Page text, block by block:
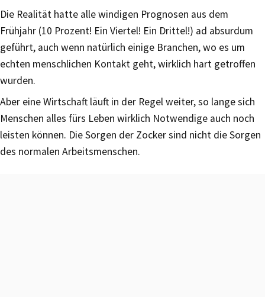
Die Realität hatte alle windigen Prognosen aus dem
Frühjahr (10 Prozent! Ein Viertel! Ein Drittel!) ad absurdum
geführt, auch wenn natürlich einige Branchen, wo es um
echten menschlichen Kontakt geht, wirklich hart getroffen
wurden.
Aber eine Wirtschaft läuft in der Regel weiter, so lange sich
Menschen alles fürs Leben wirklich Notwendige auch noch
leisten können. Die Sorgen der Zocker sind nicht die Sorgen
des normalen Arbeitsmenschen.